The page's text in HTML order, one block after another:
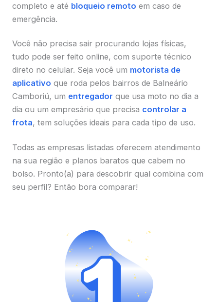
completo e até bloqueio remoto em caso de
emergência.
Você não precisa sair procurando lojas físicas,
tudo pode ser feito online, com suporte técnico
direto no celular. Seja você um motorista de
aplicativo que roda pelos bairros de Balneário
Camboriú, um entregador que usa moto no dia a
dia ou um empresário que precisa controlar a
frota, tem soluções ideais para cada tipo de uso.
Todas as empresas listadas oferecem atendimento
na sua região e planos baratos que cabem no
bolso. Pronto(a) para descobrir qual combina com
seu perfil? Então bora comparar!